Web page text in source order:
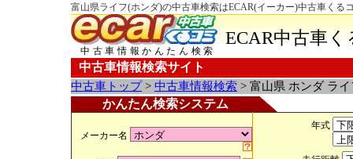
富山県ライフ(ホンダ)の中古車検索はECAR(イーカー)中古車くる
中古車情報かんたん検索
ECAR中古車
中古車情報検索サイト
中古車トップ> 中古車情報検索 > 富山県 ホンダ ラ
かんたん検索システム
メーカー名
年式